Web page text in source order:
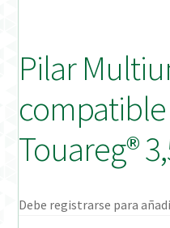
Mi cuenta
On-line Store
Productos Favoritos
Uso previsto
Pilar
Touareg®
Debe registrarse para